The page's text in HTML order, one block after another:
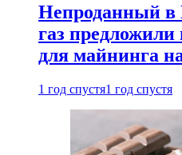
Непроданный в
газ предложили
для майнинга
1 год спустя1 год спустя